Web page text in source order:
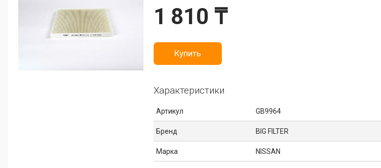
1 810 ₸
Купить
Характеристики
Артикул GB9964
Бренд BIG FILTER
Марка NISSAN